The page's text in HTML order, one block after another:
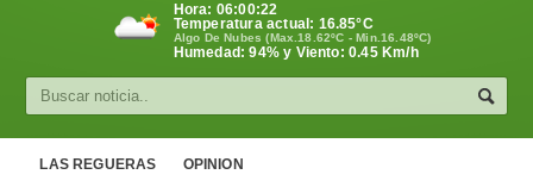
Cultura
Hora: 06:00:22
Temperatura actual: 16.85°C
Algo De Nubes (Max.18.62ºC - Min.16.48ºC)
Humedad: 94% y Viento: 0.45 Km/h
LAS REGUERAS OPINION